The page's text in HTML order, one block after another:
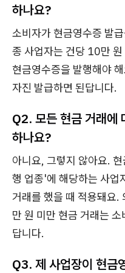
하나요?
소비자가 현금영수증 발
종 사업자는 건당 10만
현금영수증을 발행해야
자진 발급하면 된답니다.
Q2. 모든 현금 거래에
하나요?
아니요, 그렇지 않아요.
행 업종'에 해당하는 사
거래를 했을 때 적용돼요
만 원 미만 현금 거래는
답니다.
Q3. 제 사업장이 현금